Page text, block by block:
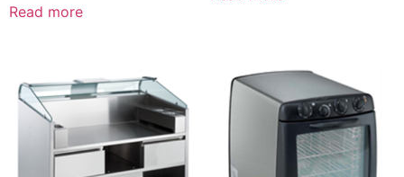
Read more